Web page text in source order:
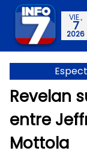
VIE.,
7
2026
Revelan
entre
Mottola